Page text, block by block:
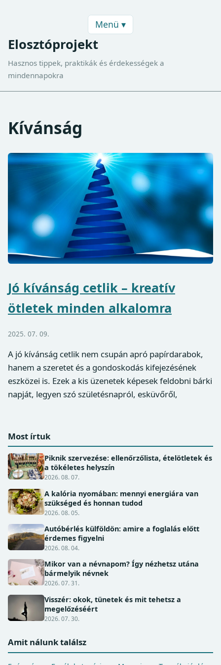
Menü ▾
Elosztóprojekt
Hasznos tippek, praktikák és érdekességek a
mindennapokra
Kívánság
Jó kívánság cetlik – kreatív
ötletek minden alkalomra
2025. 07. 09.
A jó kívánság cetlik nem csupán apró papírdarabok,
hanem a szeretet és a gondoskodás kifejezésének
eszközei is. Ezek a kis üzenetek képesek feldobni bárki
napját, legyen szó születésnapról, esküvőről,
Most írtuk
Piknik szervezése: ellenőrzőlista, ételötletek és
a tökéletes helyszín
2026. 08. 07.
A kalória nyomában: mennyi energiára van
szükséged és honnan tudod
2026. 08. 05.
Autóbérlés külföldön: amire a foglalás előtt
érdemes figyelni
2026. 08. 04.
Mikor van a névnapom? Így nézhetsz utána
bármelyik névnek
2026. 07. 31.
Visszér: okok, tünetek és mit tehetsz a
megelőzéséért
2026. 07. 30.
Amit nálunk találsz